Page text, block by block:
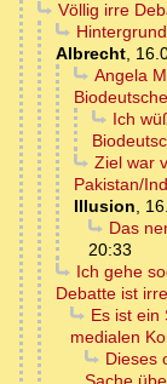
Völlig irre
Albrecht,
Angela
Ich
Ziel war
Pakistan/
Illusion,
Das
20:33
Ich gehe
Debatte ist
Es ist ein
medialen
Dieses